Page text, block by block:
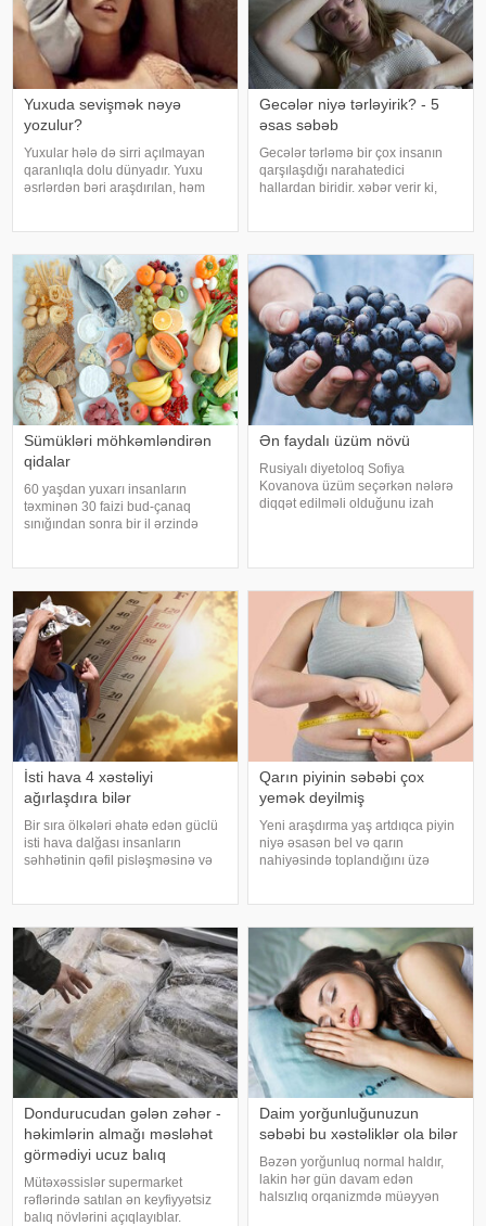
Yuxuda sevişmək nəyə
yozulur?
Yuxular hələ də sirri açılmayan
qaranlıqla dolu dünyadır. Yuxu
əsrlərdən bəri araşdırılan, həm
rəngarəng yuxular bəzən də
cinsəlikl
Gecələr niyə tərləyirik? - 5
əsas səbəb
Gecələr tərləmə bir çox insanın
qarşılaşdığı narahatedici
hallardan biridir. xəbər verir ki,
sağlamlıq problemlərinin əlamət
Sümükləri möhkəmləndirən
qidalar
60 yaşdan yuxarı insanların
təxminən 30 faizi bud-çanaq
sınığından sonra bir il ərzində
riskini azaltmaq üçün kalsium, D
vitamini, zülal
Ən faydalı üzüm növü
Rusiyalı diyetoloq Sofiya
Kovanova üzüm seçərkən nələrə
diqqət edilməli olduğunu izah
rəngdə olan üzüm sortlar
İsti hava 4 xəstəliyi
ağırlaşdıra bilər
Bir sıra ölkələri əhatə edən güclü
isti hava dalğası insanların
səhhətinin qəfil pisləşməsinə və
günvurma riski yaratmır. xarici
mediay
Qarın piyinin səbəbi çox
yemək deyilmiş
Yeni araşdırma yaş artdıqca piyin
niyə əsasən bel və qarın
nahiyəsində toplandığını üzə
müşahidə edir. Bu isə təkcə esteti
Dondurucudan gələn zəhər -
həkimlərin almağı məsləhət
görmədiyi ucuz balıq
Mütəxəssislər supermarket
rəflərində satılan ən keyfiyyətsiz
balıq növlərini açıqlayıblar.
Daim yorğunluğunuzun
səbəbi bu xəstəliklər ola bilər
Bəzən yorğunluq normal haldır,
lakin hər gün davam edən
halsızlıq orqanizmdə müəyyən